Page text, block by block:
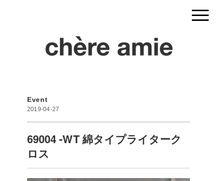
Event
2019-04-27
69004 -WT 綿タイプライターク
ロス